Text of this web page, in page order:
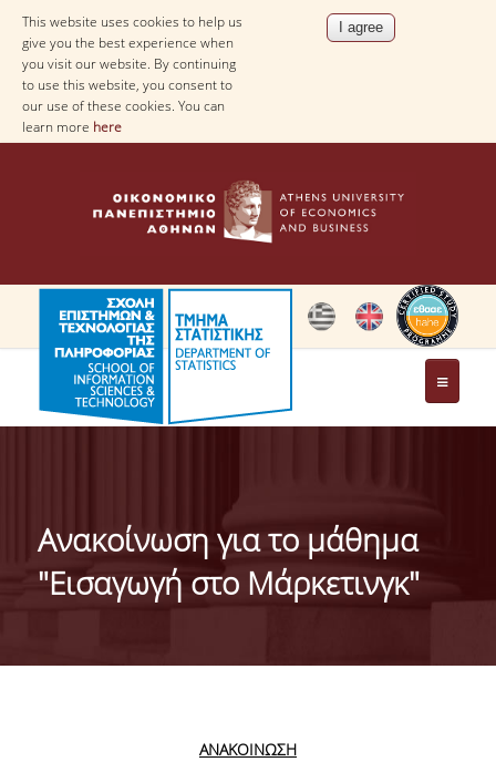
This website uses cookies to help us
give you the best experience when
you visit our website. By continuing
to use this website, you consent to
our use of these cookies. You can
learn more here
THE DEPARTMENT
ADMINISTRATION
DEPARTMENT'S ASSEMBLY
ACADEMIC REPUTATION QS2022:
Ανακοίνωση για το μάθημα
"Εισαγωγή στο Μάρκετινγκ"
ΑΝΑΚΟΙΝΩΣΗ